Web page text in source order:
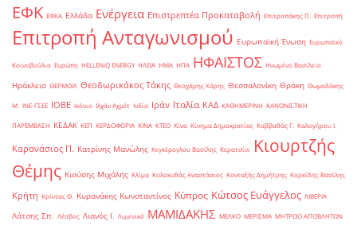
ΕΦΚ ΕΦΚΑ Ελλάδα Ενέργεια Επιστρεπτέα Προκαταβολή Επιτροπάκης Π. Επιτροπή
Επιτροπή Ανταγωνισμού Ευρωπαϊκή Ένωση Ευρωπαϊκό
Κοινοβούλιο Ευρώπη ΗELLENiQ ENERGY ΗΛΕΙΑ ΗΜΑ ΗΠΑ ΗΦΑΙΣΤΟΣ Ηνωμένο Βασίλειο
Ηράκλειο ΘΕΡΜΟΙΛ Θεοδωρικάκος Τάκης Θεοχάρης Χάρης Θεσσαλονίκη Θράκη Θωμαδάκης
Μ. ΙΝΕ-ΓΣΕΕ ΙΟΒΕ Ικόνιο Ιλχάν Αχμέτ Ινδία Ιράν Ιταλία ΚΑΔ ΚΑΘΗΜΕΡΙΝΗ ΚΑΝΟΝΙΣΤΙΚΗ
ΠΑΡΕΜΒΑΣΗ ΚΕΔΑΚ ΚΕΠ ΚΕΡΔΟΦΟΡΙΑ ΚΙΝΑ ΚΤΕΟ Κίνα Κίνημα Δημοκρατίας Καββαθάς Γ. Καλογήρου Ι.
Καρανάσιος Π. Κατρίνης Μανώλης Κεγκέρογλου Βασίλης Κερατσίνι
Κιουρτζής
Θέμης Κιούσης Μιχάλης Κλίμα Κολοκυθάς Αναστάσιος Κονταξής Δημήτρης Κορκίδης Βασίλης
Κρήτη Κρίντας Θ. Κυρανάκης Κωνσταντίνος Κύπρος Κώτσος Ευάγγελος ΛΙΒΕΡΙΑ
Λάτσης Σπ. Λέσβος Λιανός Ι. Λιμενικό ΜΑΜΙΔΑΚΗΣ ΜΕΛΚΟ ΜΕΡΙΣΜΑ ΜΗΤΡΩΟ ΑΠΟΒΛΗΤΩΝ